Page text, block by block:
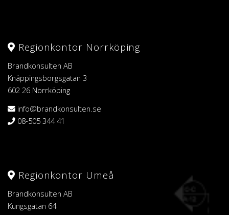
Regionkontor Norrköping
Brandkonsulten AB
Knäppingsborgsgatan 3
602 26 Norrköping
info@brandkonsulten.se
08-505 344 41
Regionkontor Umeå
Brandkonsulten AB
Kungsgatan 64